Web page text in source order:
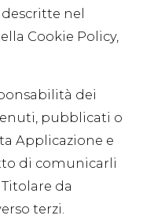
nel
Cookie Policy,
dei
pubblicati o
Applicazione e
di comunicarli
da
terzi.